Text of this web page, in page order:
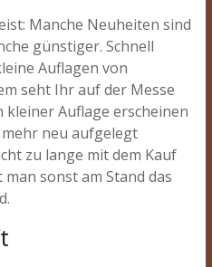
Manche Neuheiten sind
günstiger. Schnell
Auflagen von
seht Ihr auf der Messe
kleiner Auflage erscheinen
neu aufgelegt
zu lange mit dem Kauf
sonst am Stand das